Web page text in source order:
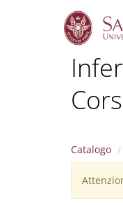
Catalogo